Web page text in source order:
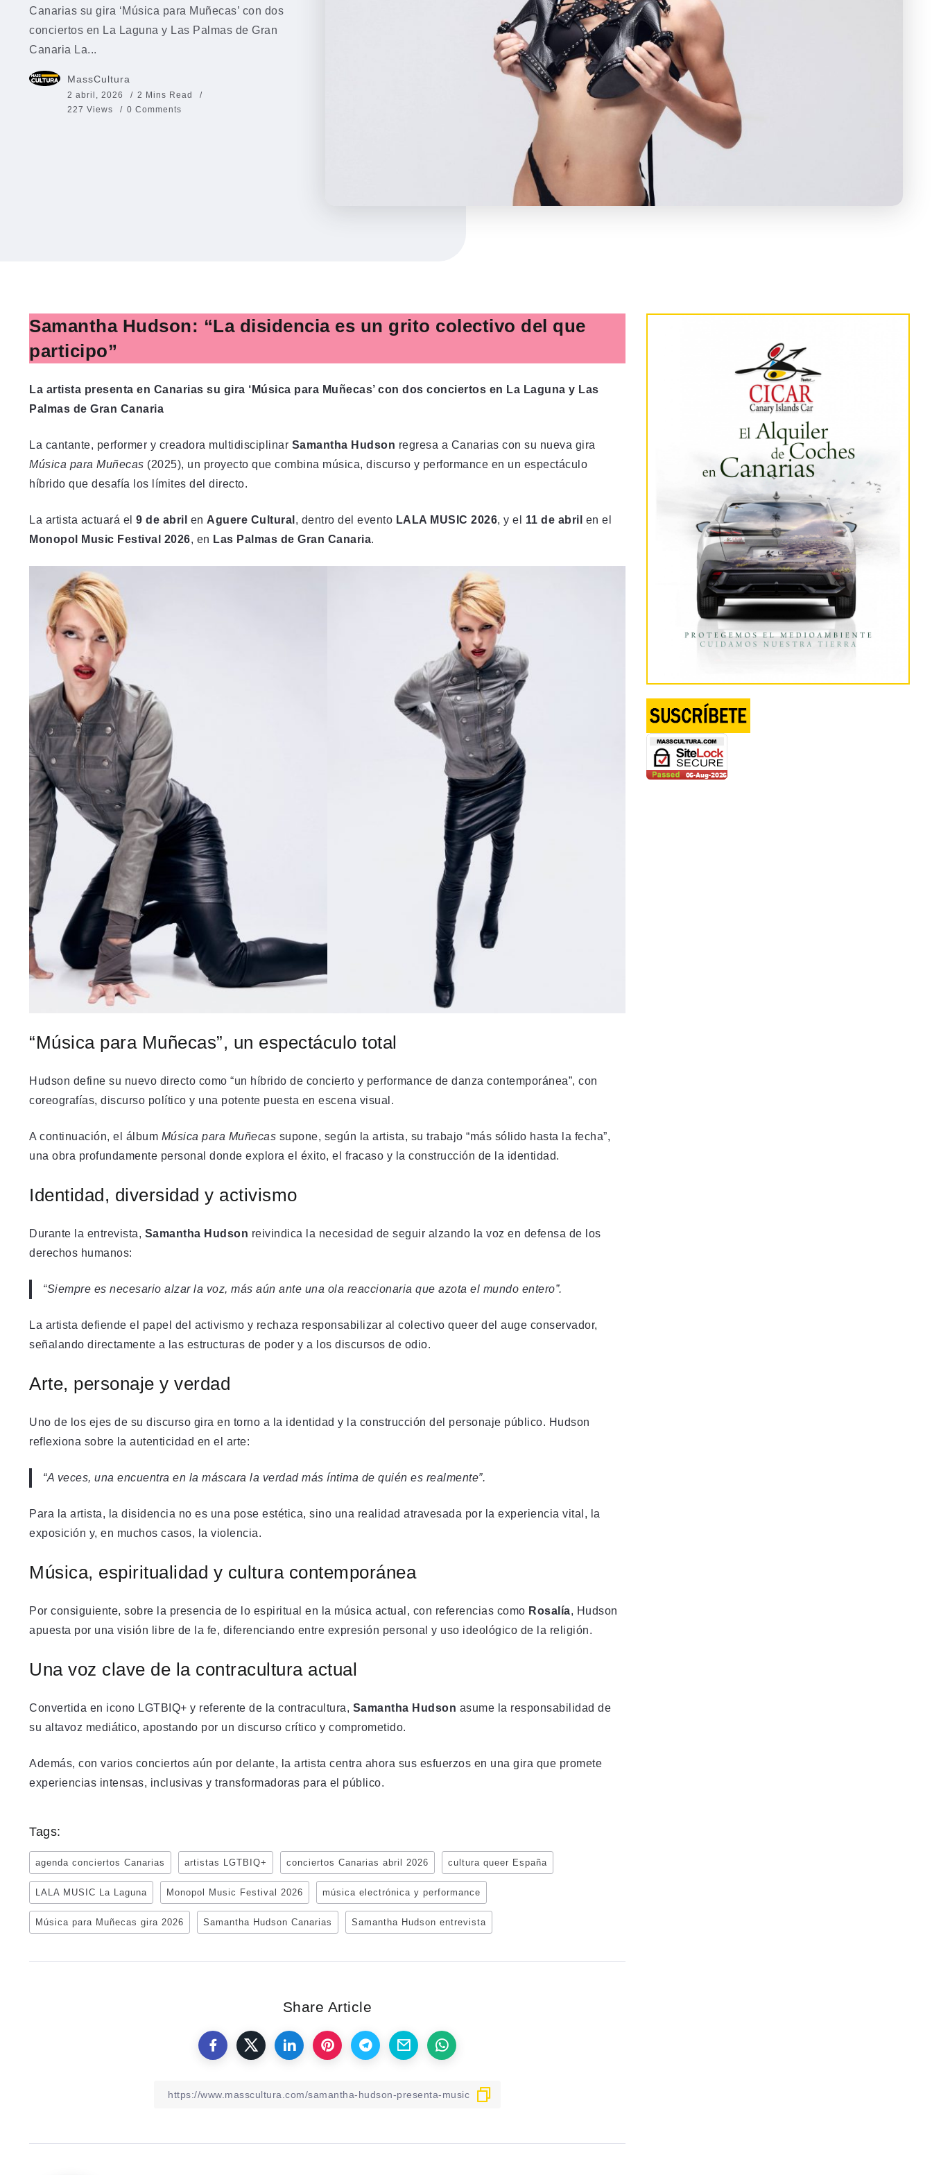
Canarias su gira ‘Música para Muñecas’ con dos
conciertos en La Laguna y Las Palmas de Gran
Canaria La...
MassCultura
2 abril, 2026
2 Mins Read
227 Views
0 Comments
Samantha Hudson: “La disidencia es un grito colectivo del que
participo”
La artista presenta en Canarias su gira ‘Música para Muñecas’ con dos conciertos en La Laguna y Las
Palmas de Gran Canaria
La cantante, performer y creadora multidisciplinar Samantha Hudson regresa a Canarias con su nueva gira
Música para Muñecas (2025), un proyecto que combina música, discurso y performance en un espectáculo
híbrido que desafía los límites del directo.
La artista actuará el 9 de abril en Aguere Cultural , dentro del evento LALA MUSIC 2026, y el 11 de abril en el
Monopol Music Festival 2026, en Las Palmas de Gran Canaria.
“Música para Muñecas”, un espectáculo total
Hudson define su nuevo directo como “un híbrido de concierto y performance de danza contemporánea”, con
coreografías, discurso político y una potente puesta en escena visual.
A continuación, el álbum Música para Muñecas supone, según la artista, su trabajo “más sólido hasta la fecha”,
una obra profundamente personal donde explora el éxito, el fracaso y la construcción de la identidad.
Identidad, diversidad y activismo
Durante la entrevista, Samantha Hudson reivindica la necesidad de seguir alzando la voz en defensa de los
derechos humanos:
“Siempre es necesario alzar la voz, más aún ante una ola reaccionaria que azota el mundo entero”.
La artista defiende el papel del activismo y rechaza responsabilizar al colectivo queer del auge conservador,
señalando directamente a las estructuras de poder y a los discursos de odio.
Arte, personaje y verdad
Uno de los ejes de su discurso gira en torno a la identidad y la construcción del personaje público. Hudson
reflexiona sobre la autenticidad en el arte:
“A veces, una encuentra en la máscara la verdad más íntima de quién es realmente”.
Para la artista, la disidencia no es una pose estética, sino una realidad atravesada por la experiencia vital, la
exposición y, en muchos casos, la violencia.
Música, espiritualidad y cultura contemporánea
Por consiguiente, sobre la presencia de lo espiritual en la música actual, con referencias como Rosalía, Hudson
apuesta por una visión libre de la fe, diferenciando entre expresión personal y uso ideológico de la religión.
Una voz clave de la contracultura actual
Convertida en icono LGTBIQ+ y referente de la contracultura, Samantha Hudson asume la responsabilidad de
su altavoz mediático, apostando por un discurso crítico y comprometido.
Además, con varios conciertos aún por delante, la artista centra ahora sus esfuerzos en una gira que promete
experiencias intensas, inclusivas y transformadoras para el público.
Tags:
agenda conciertos Canarias artistas LGTBIQ+ conciertos Canarias abril 2026 cultura queer España
LALA MUSIC La Laguna Monopol Music Festival 2026 música electrónica y performance
Música para Muñecas gira 2026 Samantha Hudson Canarias Samantha Hudson entrevista
Share Article